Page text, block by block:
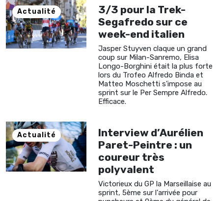
Actualité
3/3 pour la Trek-
Segafredo sur ce
week-end italien
Jasper Stuyven claque un grand
coup sur Milan-Sanremo, Elisa
Longo-Borghini était la plus forte
lors du Trofeo Alfredo Binda et
Matteo Moschetti s'impose au
sprint sur le Per Sempre Alfredo.
Efficace.
Actualité
Interview d’Aurélien
Paret-Peintre : un
coureur très
polyvalent
Victorieux du GP la Marseillaise au
sprint, 5ème sur l'arrivée pour